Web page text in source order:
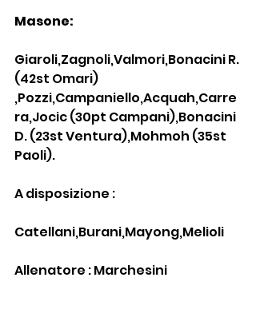
Masone:
Giaroli,Zagnoli,Valmori,Bonacini R.
(42st Omari)
,Pozzi,Campaniello,Acquah,Carre
ra,Jocic (30pt Campani),Bonacini
D. (23st Ventura),Mohmoh (35st
Paoli).
A disposizione :
Catellani,Burani,Mayong,Melioli
Allenatore : Marchesini